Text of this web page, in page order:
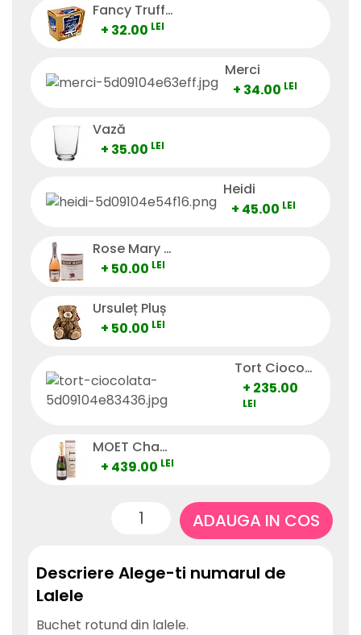
Fancy Truffes
+ 32.00 LEI
Merci
+ 34.00 LEI
Vază
+ 35.00 LEI
Heidi
+ 45.00 LEI
Rose Mary Vino Spumante
+ 50.00 LEI
Ursuleț Pluș
+ 50.00 LEI
Tort Ciocolată
+ 235.00
LEI
MOET Champagne
+ 439.00 LEI
ADAUGA IN COS
Descriere Alege-ti numarul de
Lalele
Buchet rotund din lalele.